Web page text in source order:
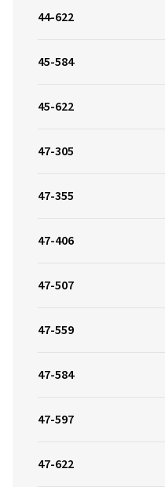
44-622
45-584
45-622
47-305
47-355
47-406
47-507
47-559
47-584
47-597
47-622